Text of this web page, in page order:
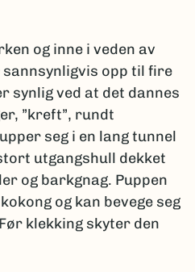
og inne i veden av
sannsynligvis opp til fire
synlig ved at det dannes
”kreft”, rundt
seg i en lang tunnel
utgangshull dekket
og barkgnag. Puppen
og kan bevege seg
klekking skyter den